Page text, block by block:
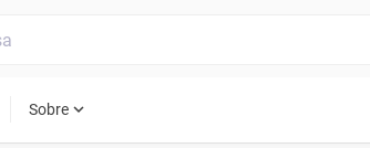
Sobre expand_more